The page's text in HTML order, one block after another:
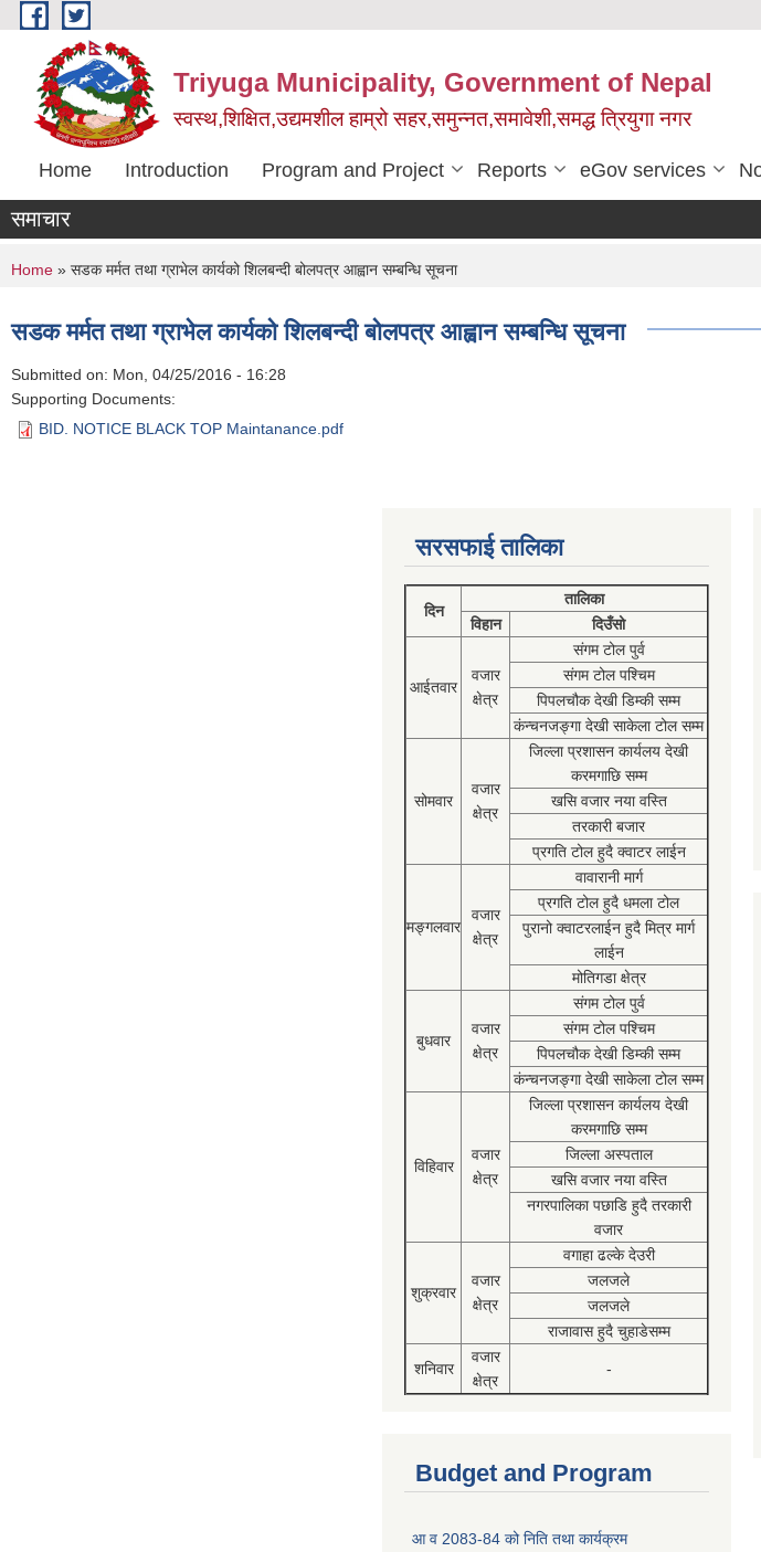
Skip to main content
Triyuga Municipality, Government of Nepal
स्वस्थ,शिक्षित,उद्यमशील हाम्रो सहर,समुन्नत,समावेशी,समद्ध त्रियुगा नगर
Home Introduction Program and Project Reports eGov services
समाचार
You are here
Home » सडक मर्मत तथा ग्राभेल कार्यको शिलबन्दी बोलपत्र आह्वान सम्बन्धि सूचना
सडक मर्मत तथा ग्राभेल कार्यको शिलबन्दी बोलपत्र आह्वान सम्बन्धि सूचना
Submitted on: Mon, 04/25/2016 - 16:28
Supporting Documents:
BID. NOTICE BLACK TOP Maintanance.pdf
सरसफाई तालिका
दिन
तालिका
विहान
दिउँसो
आईतवार
वजार
क्षेत्र
संगम टोल पुर्व
संगम टोल पश्चिम
पिपलचौक देखी डिम्की सम्म
कंन्चनजङ्गा देखी साकेला टोल सम्म
सोमवार
वजार
क्षेत्र
जिल्ला प्रशासन कार्यलय देखी
करमगाछि सम्म
खसि वजार नया वस्ति
तरकारी बजार
प्रगति टोल हुदै क्वाटर लाईन
मङ्गलवार
वजार
क्षेत्र
वावारानी मार्ग
प्रगति टोल हुदै धमला टोल
पुरानो क्वाटरलाईन हुदै मित्र मार्ग
लाईन
मोतिगडा क्षेत्र
बुधवार
वजार
क्षेत्र
संगम टोल पुर्व
संगम टोल पश्चिम
पिपलचौक देखी डिम्की सम्म
कंन्चनजङ्गा देखी साकेला टोल सम्म
विहिवार
वजार
क्षेत्र
जिल्ला प्रशासन कार्यलय देखी
करमगाछि सम्म
जिल्ला अस्पताल
खसि वजार नया वस्ति
नगरपालिका पछाडि हुदै तरकारी
वजार
शुक्रवार
वजार
क्षेत्र
वगाहा ढल्के देउरी
जलजले
जलजले
राजावास हुदै चुहाडेसम्म
शनिवार
वजार
क्षेत्र
-
Budget and Program
आ व 2083-84 को निति तथा कार्यक्रम